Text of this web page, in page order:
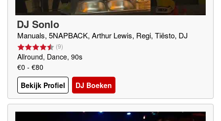
DJ Sonlo
Manuals, 5NAPBACK, Arthur Lewis, Regi, Tiësto, DJ
(9)
Allround, Dance, 90s
€0 - €80
Bekijk Profiel
DJ Boeken